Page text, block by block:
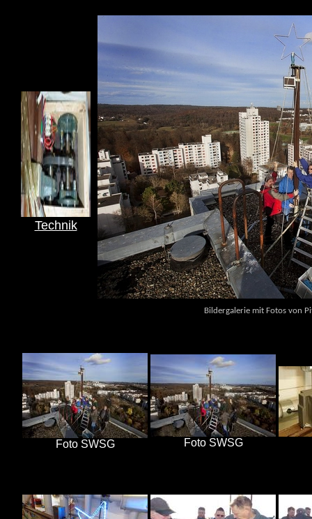
Technik
Bildergalerie mit Fotos von
Foto SWSG Foto SWSG